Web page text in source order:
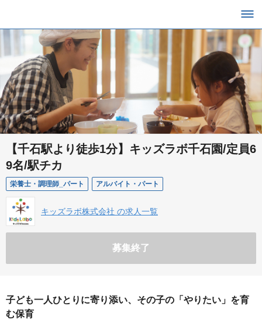
【千石駅より徒歩1分】キッズラボ千石園/定員6
9名/駅チカ
栄養士・調理師_パート アルバイト・パート
キッズラボ株式会社 の求人一覧
募集終了
子ども一人ひとりに寄り添い、その子の「やりたい」を育
む保育